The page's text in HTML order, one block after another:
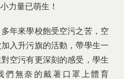
力量已萌生！
年來學校飽受空污之苦，空
入升污旗的活動，帶學生一
空污有更深刻的感受，學生
們無奈的戴著口罩上體育